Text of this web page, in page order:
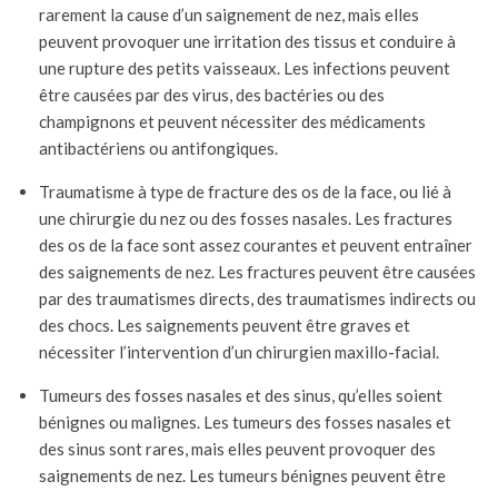
rarement la cause d’un saignement de nez, mais elles
peuvent provoquer une irritation des tissus et conduire à
une rupture des petits vaisseaux. Les infections peuvent
être causées par des virus, des bactéries ou des
champignons et peuvent nécessiter des médicaments
antibactériens ou antifongiques.
Traumatisme à type de fracture des os de la face, ou lié à
une chirurgie du nez ou des fosses nasales. Les fractures
des os de la face sont assez courantes et peuvent entraîner
des saignements de nez. Les fractures peuvent être causées
par des traumatismes directs, des traumatismes indirects ou
des chocs. Les saignements peuvent être graves et
nécessiter l’intervention d’un chirurgien maxillo-facial.
Tumeurs des fosses nasales et des sinus, qu’elles soient
bénignes ou malignes. Les tumeurs des fosses nasales et
des sinus sont rares, mais elles peuvent provoquer des
saignements de nez. Les tumeurs bénignes peuvent être